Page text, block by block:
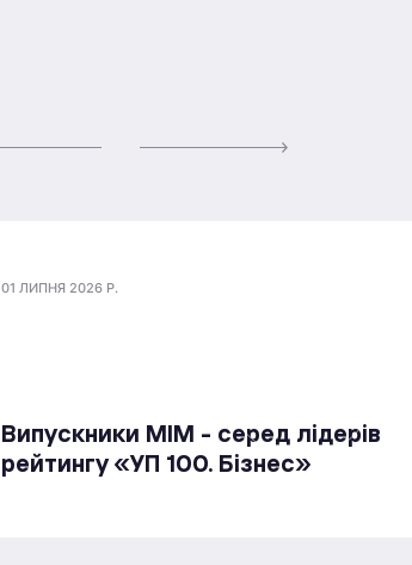
01 ЛИПНЯ 2026 Р.
Випускники МІМ - серед лідерів
рейтингу «УП 100. Бізнес»